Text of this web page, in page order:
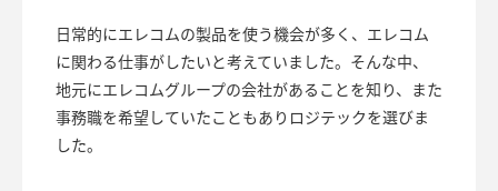
日常的にエレコムの製品を使う機会が多く、エレコム
に関わる仕事がしたいと考えていました。そんな中、
地元にエレコムグループの会社があることを知り、また
事務職を希望していたこともありロジテックを選びま
した。